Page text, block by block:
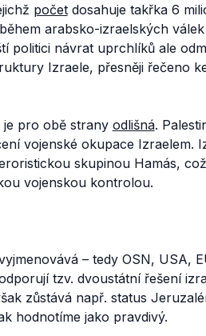
početdosahuje takřka 6
arabsko-izraelských
politici návrat uprchlíků ale
Izraele, přesněji řečeno
je pro obě strany odlišná.
vojenské okupace Izraelem.
skupinou Hamás,
vojenskou kontrolou.
– tedy OSN, USA,
tzv. dvoustátní řešení
zůstává např. status
hodnotíme jako pravdivý.